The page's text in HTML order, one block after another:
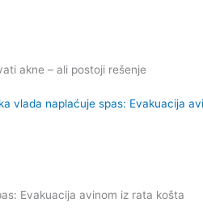
akne – ali postoji rešenje
Evakuacija avinom iz rata košta